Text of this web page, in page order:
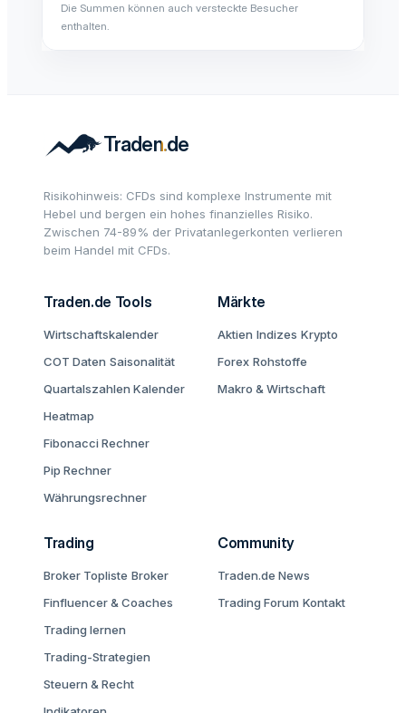
Die Summen können auch versteckte Besucher
enthalten.
Risikohinweis: CFDs sind komplexe Instrumente mit
Hebel und bergen ein hohes finanzielles Risiko.
Zwischen 74-89% der Privatanlegerkonten verlieren
beim Handel mit CFDs.
Traden.de Tools
Wirtschaftskalender
COT Daten Saisonalität
Quartalszahlen Kalender
Heatmap
Fibonacci Rechner
Pip Rechner
Währungsrechner
Märkte
Aktien Indizes Krypto
Forex Rohstoffe
Makro & Wirtschaft
Trading
Broker Topliste Broker
Finfluencer & Coaches
Trading lernen
Trading-Strategien
Steuern & Recht
Community
Traden.de News
Trading Forum Kontakt